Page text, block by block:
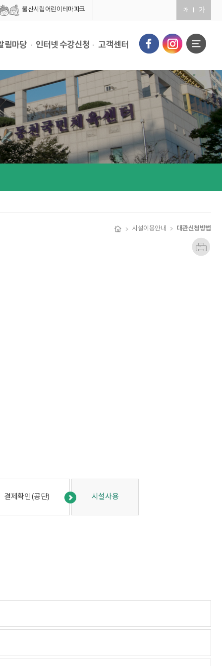
울산시립어린이테마파크
림마당 인터넷 수강신청 고객센터
시설이용안내 대관신청방법
결제확인(공단) 시설사용